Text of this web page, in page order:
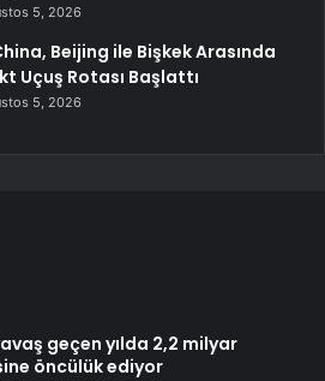
5, 2026
Beijing ile Bişkek Arasında
Uçuş Rotası Başlattı
5, 2026
geçen yılda 2,2 milyar
öncülük ediyor